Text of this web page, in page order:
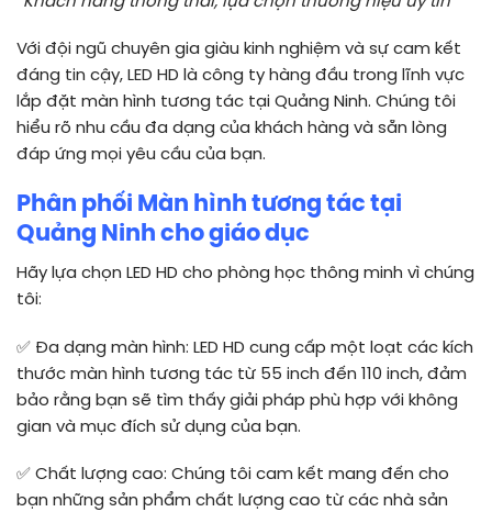
Với đội ngũ chuyên gia giàu kinh nghiệm và sự cam kết
đáng tin cậy, LED HD là công ty hàng đầu trong lĩnh vực
lắp đặt màn hình tương tác tại Quảng Ninh. Chúng tôi
hiểu rõ nhu cầu đa dạng của khách hàng và sẵn lòng
đáp ứng mọi yêu cầu của bạn.
Phân phối Màn hình tương tác tại
Quảng Ninh cho giáo dục
Hãy lựa chọn LED HD cho phòng học thông minh vì chúng
tôi:
✅ Đa dạng màn hình: LED HD cung cấp một loạt các kích
thước màn hình tương tác từ 55 inch đến 110 inch, đảm
bảo rằng bạn sẽ tìm thấy giải pháp phù hợp với không
gian và mục đích sử dụng của bạn.
✅ Chất lượng cao: Chúng tôi cam kết mang đến cho
bạn những sản phẩm chất lượng cao từ các nhà sản